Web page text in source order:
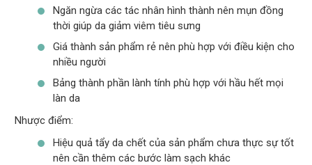
Ngăn ngừa các tác nhân hình thành nên mụn đồng
thời giúp da giảm viêm tiêu sưng
Giá thành sản phẩm rẻ nên phù hợp với điều kiện cho
nhiều người
Bảng thành phần lành tính phù hợp với hầu hết mọi
làn da
Nhược điểm:
Hiệu quả tẩy da chết của sản phẩm chưa thực sự tốt
nên cần thêm các bước làm sạch khác